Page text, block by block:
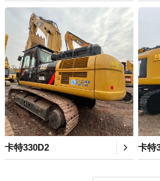
卡特330D2 卡特